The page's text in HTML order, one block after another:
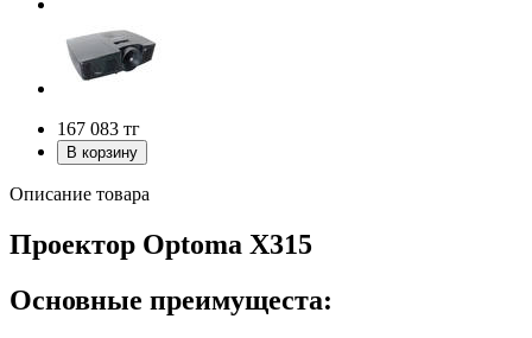
167 083 тг
Описание товара
Проектор Optoma X315
Основные преимущеста: